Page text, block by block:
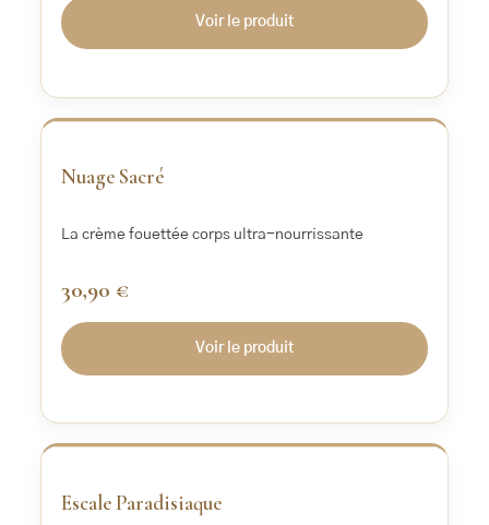
Voir le produit
Nuage Sacré
La crème fouettée corps ultra-nourrissante
30,90 €
Voir le produit
‹ ›
Escale Paradisiaque